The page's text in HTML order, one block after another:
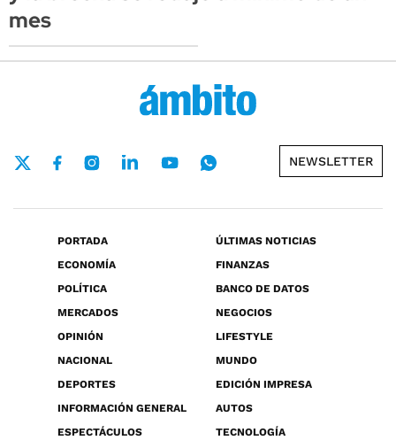
mes
NEWSLETTER
PORTADA
ÚLTIMAS NOTICIAS
ECONOMÍA
FINANZAS
POLÍTICA
BANCO DE DATOS
MERCADOS
NEGOCIOS
OPINIÓN
LIFESTYLE
NACIONAL
MUNDO
DEPORTES
EDICIÓN IMPRESA
INFORMACIÓN GENERAL
AUTOS
ESPECTÁCULOS
TECNOLOGÍA